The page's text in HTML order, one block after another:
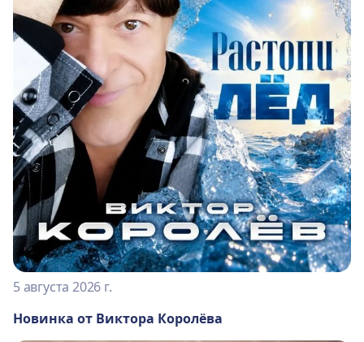
5 августа 2026 г.
Новинка от Виктора Королёва